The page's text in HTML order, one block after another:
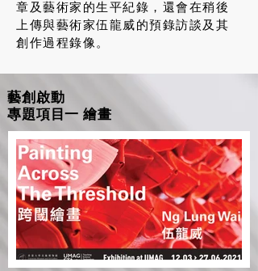
章及藝術家的生平紀錄，還會在稍後
上傳與藝術家伍龍威的預錄訪談及其
創作過程錄像。
藝創啟動
專題項目一 繪畫